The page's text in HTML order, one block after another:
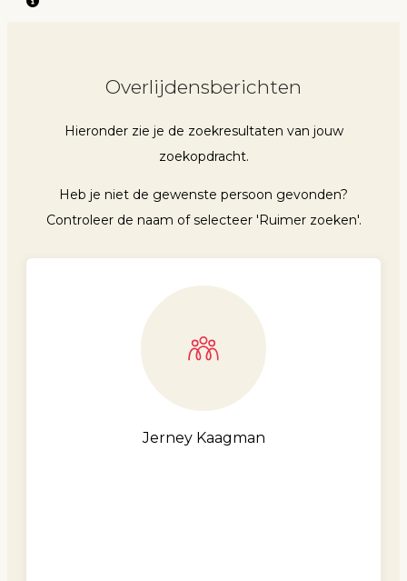
Overlijdensberichten
Hieronder zie je de zoekresultaten van jouw
zoekopdracht.
Heb je niet de gewenste persoon gevonden?
Controleer de naam of selecteer 'Ruimer zoeken'.
Jerney Kaagman